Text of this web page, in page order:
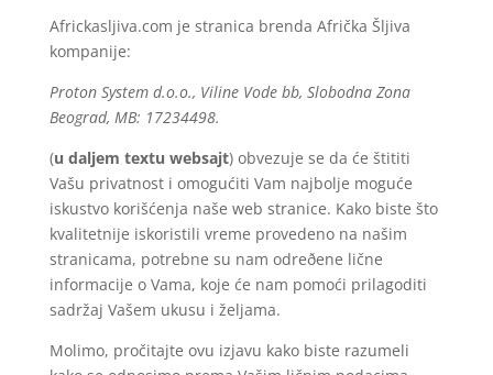
Africkasljiva.com je stranica brenda Afrička Šljiva
kompanije:
Proton System d.o.o., Viline Vode bb, Slobodna Zona
Beograd, MB: 17234498.
(u daljem textu websajt) obvezuje se da će štititi
Vašu privatnost i omogućiti Vam najbolje moguće
iskustvo korišćenja naše web stranice. Kako biste što
kvalitetnije iskoristili vreme provedeno na našim
stranicama, potrebne su nam odreðene lične
informacije o Vama, koje će nam pomoći prilagoditi
sadržaj Vašem ukusu i željama.
Molimo, pročitajte ovu izjavu kako biste razumeli